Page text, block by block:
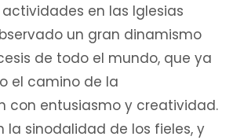
en las Iglesias
un gran dinamismo
de todo el mundo, que ya
el camino de la
con entusiasmo y creatividad.
la sinodalidad de los fieles, y